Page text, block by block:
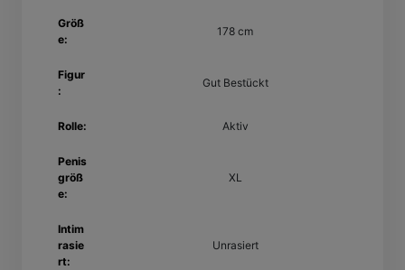
Größ
e:
178 cm
Figur
:
Gut Bestückt
Rolle: Aktiv
Penis
größ
e:
XL
Intim
rasie
rt:
Unrasiert